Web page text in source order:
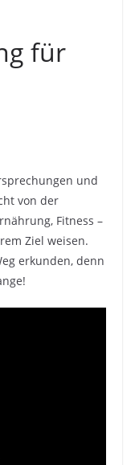
für
und
von der
Fitness –
Ziel weisen.
erkunden, denn